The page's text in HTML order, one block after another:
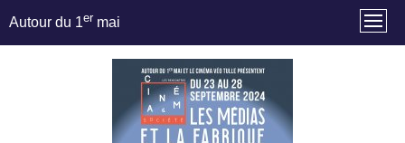
Autour du 1er mai